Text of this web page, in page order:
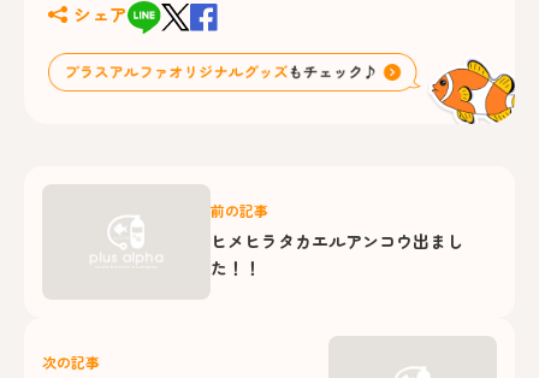
シェア
前の記事
ヒメヒラタカエルアンコウ出まし
た！！
次の記事